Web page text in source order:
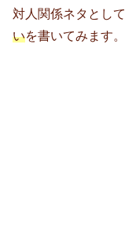
対人関係ネタとして
いを書いてみます。